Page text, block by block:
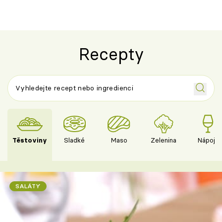
Recepty
Těstoviny Sladké Maso Zelenina Nápoje
SALÁTY